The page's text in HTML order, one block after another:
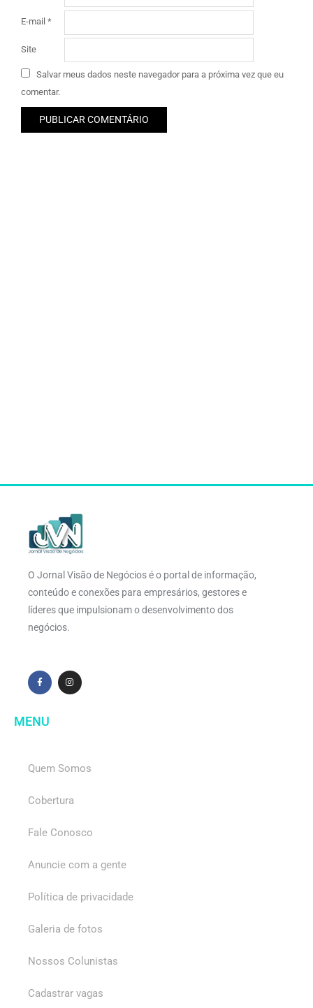
E-mail *
Site
Salvar meus dados neste navegador para a próxima vez que eu
comentar.
O Jornal Visão de Negócios é o portal de informação,
conteúdo e conexões para empresários, gestores e
líderes que impulsionam o desenvolvimento dos
negócios.
MENU
Quem Somos
Cobertura
Fale Conosco
Anuncie com a gente
Política de privacidade
Galeria de fotos
Nossos Colunistas
Cadastrar vagas